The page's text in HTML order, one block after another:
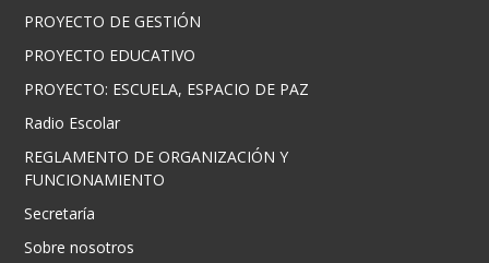
PROYECTO DE GESTIÓN
PROYECTO EDUCATIVO
PROYECTO: ESCUELA, ESPACIO DE PAZ
Radio Escolar
REGLAMENTO DE ORGANIZACIÓN Y
FUNCIONAMIENTO
Secretaría
Sobre nosotros